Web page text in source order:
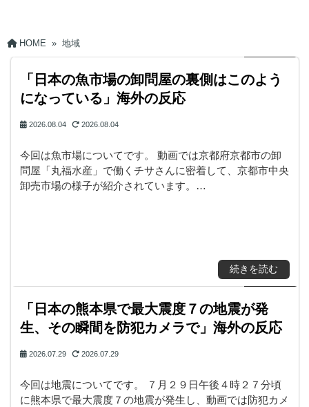
HOME » 地域
「日本の魚市場の卸問屋の裏側はこのよう
になっている」海外の反応
2026.08.04 2026.08.04
今回は魚市場についてです。 動画では京都府京都市の卸
問屋「丸福水産」で働くチサさんに密着して、京都市中央
卸売市場の様子が紹介されています。…
続きを読む
「日本の熊本県で最大震度７の地震が発
生、その瞬間を防犯カメラで」海外の反応
2026.07.29 2026.07.29
今回は地震についてです。 ７月２９日午後４時２７分頃
に熊本県で最大震度７の地震が発生し、動画では防犯カメ